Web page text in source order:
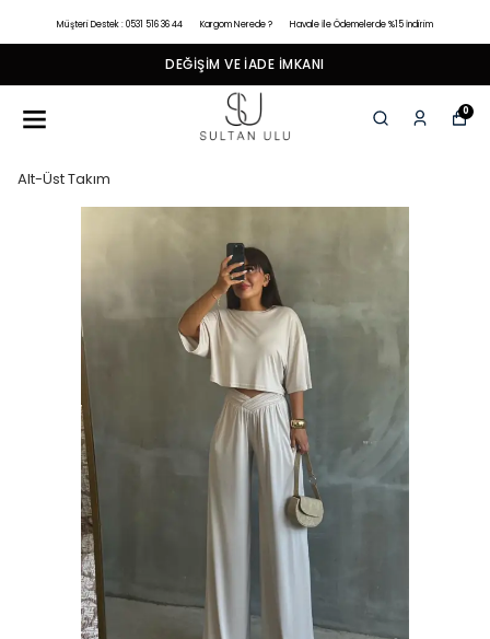
Müşteri Destek : 0531 516 36 44 Kargom Nerede ? Havale İle Ödemelerde %15 İndirim
DEĞIŞIM VE İADE İMKANI
0
Alt-Üst Takım